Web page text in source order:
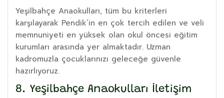
Yeşilbahçe Anaokulları, tüm bu kriterleri
karşılayarak Pendik’in en çok tercih edilen ve veli
memnuniyeti en yüksek olan okul öncesi eğitim
kurumları arasında yer almaktadır. Uzman
kadromuzla çocuklarınızı geleceğe güvenle
hazırlıyoruz.
8. Yeşilbahçe Anaokulları İletişim